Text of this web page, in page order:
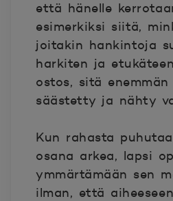
että hänelle
esimerkiksi siitä,
joitakin hankintoja
harkiten ja
ostos, sitä
säästetty ja nähty
Kun rahasta
osana arkea, lapsi
ymmärtämään sen
ilman, että